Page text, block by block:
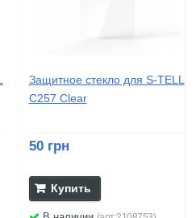
Защитное стекло для S-TELL
C257 Clear
50 грн
Купить